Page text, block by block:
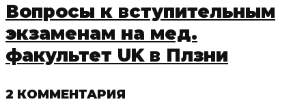
Вопросы к вступительным
экзаменам на мед.
факультет UK в Плзни
2 КОММЕНТАРИЯ